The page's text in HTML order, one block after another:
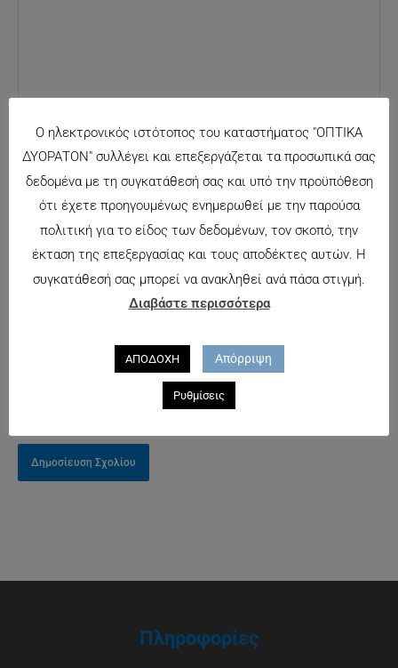
Όνομα*
Αποθήκευσε
το όνομά μου,
email, και τον
Πληροφορίες
Ο ηλεκτρονικός ιστότοπος του καταστήματος "ΟΠΤΙΚΑ
ΔΥΟΡΑΤΟΝ" συλλέγει και επεξεργάζεται τα προσωπικά σας
δεδομένα με τη συγκατάθεσή σας και υπό την προϋπόθεση
ότι έχετε προηγουμένως ενημερωθεί με την παρούσα
πολιτική για το είδος των δεδομένων, τον σκοπό, την
έκταση της επεξεργασίας και τους αποδέκτες αυτών. Η
συγκατάθεσή σας μπορεί να ανακληθεί ανά πάσα στιγμή.
Διαβάστε περισσότερα
ΑΠΟΔΟΧΗ Απόρριψη
Ρυθμίσεις